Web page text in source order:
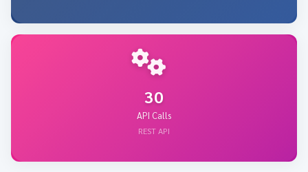
30
API Calls
REST API